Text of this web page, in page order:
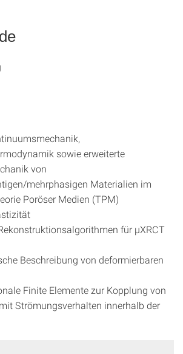
sowie erweiterte
von
mehrphasigen Materialien im
Poröser Medien (TPM)
für µXRCT
Beschreibung von deformierbaren
Finite Elemente zur Kopplung von
Strömungsverhalten innerhalb der